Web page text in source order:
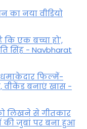
का नया वीडियो
एक बच्चा हो',
सिंह - Navbharat
धमाकेदार फिल्में-
वीकेंड बनाएं खास -
लिखने से गीतकार
की जुबां पर बना हुआ